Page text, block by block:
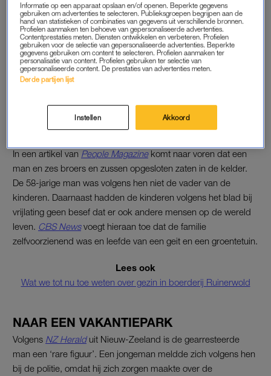
De Nederlandse politie ondervraagt volgensThe Guardian
Oostenrijkse man. Volgens het medium zit één van de
kinderen al op sociale media. Hier zou hij delen dat ze zijn
vastgehouden tegen hun zin. Ook meldt de politie volgens
Guardiandat de kluizenaars in een kleine, afsluitbare ruimte
zaten en niet in een kelder. Volgens de
In een artikel van People Magazinekomt naar voren dat een
man en zes broers en zussen opgesloten zaten in de kelder.
De 58-jarige man was volgens hen niet de vader van de
kinderen. Daarnaast hadden de kinderen volgens het blad bij
vrijlating geen besef dat er ook andere mensen op de wereld
leven. CBS Newsvoegt hieraan toe dat de familie
zelfvoorzienend was en leefde van een geit en een groentetuin.
Lees ook
Wat we tot nu toe weten over gezin in boerderij Ruinerwold
NAAR EEN VAKANTIEPARK
Volgens NZ Heralduit Nieuw-Zeeland is de gearresteerde
man een ‘rare figuur’. Een jongeman meldde zich volgens hen
bij de politie, omdat hij zich zorgen maakte over de
Informatie op een apparaat opslaan en/of openen. Beperkte gegevens
gebruiken om advertenties te selecteren. Publieksgroepen begrijpen aan de
hand van statistieken of combinaties van gegevens uit verschillende bronnen.
Profielen aanmaken ten behoeve van gepersonaliseerde advertenties.
Contentprestaties meten. Diensten ontwikkelen en verbeteren. Profielen
gebruiken voor de selectie van gepersonaliseerde advertenties. Beperkte
gegevens gebruiken om content te selecteren. Profielen aanmaken ter
personalisatie van content. Profielen gebruiken ter selectie van
gepersonaliseerde content. De prestaties van advertenties meten.
Derde partijen lijst
Instellen Akkoord